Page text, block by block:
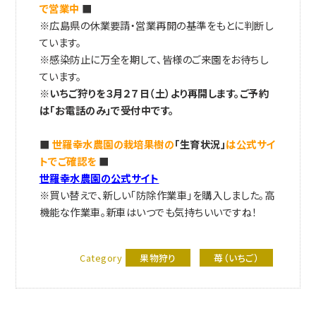
で営業中 ■
※広島県の休業要請・営業再開の基準をもとに判断し
ています。
※感染防止に万全を期して、皆様のご来園をお待ちし
ています。
※いちご狩りを３月２７日（土）より再開します。ご予約
は「お電話のみ」で受付中です。
■ 世羅幸水農園の栽培果樹の「生育状況」は公式サイ
トでご確認を ■
世羅幸水農園の公式サイト
※買い替えで、新しい「防除作業車」を購入しました。高
機能な作業車。新車はいつでも気持ちいいですね！
Category 果物狩り 苺（いちご）